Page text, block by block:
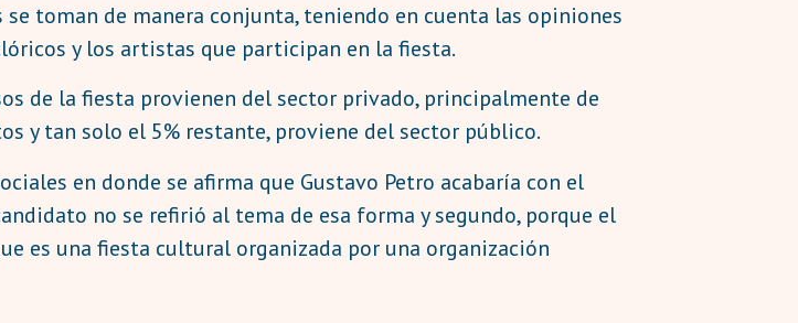
toman de manera conjunta, teniendo en cuenta las opiniones
y los artistas que participan en la fiesta.
de la fiesta provienen del sector privado, principalmente de
y tan solo el 5% restante, proviene del sector público.
en donde se afirma que Gustavo Petro acabaría con el
no se refirió al tema de esa forma y segundo, porque el
es una fiesta cultural organizada por una organización